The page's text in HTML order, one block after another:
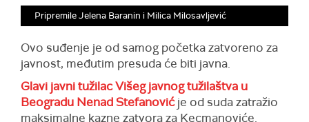
Pripremile Jelena Baranin i Milica Milosavljević
Ovo suđenje je od samog početka zatvoreno za
javnost, međutim presuda će biti javna.
Glavi javni tužilac Višeg javnog tužilaštva u
Beogradu Nenad Stefanović je od suda zatražio
maksimalne kazne zatvora za Kecmanoviće.